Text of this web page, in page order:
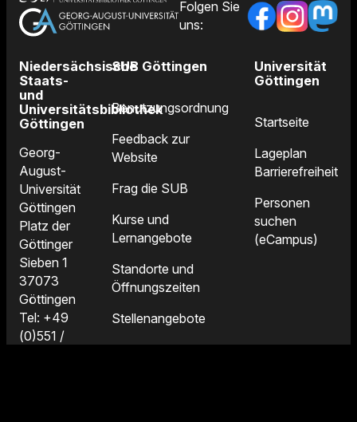
Folgen Sie
uns:
Niedersächsische
Staats-
und
Universitätsbibliothek
Göttingen
Georg-
August-
Universität
Göttingen
Platz der
Göttinger
Sieben 1
37073
Göttingen
Tel: +49
(0)551 /
SUB Göttingen
Benutzungsordnung
Feedback zur
Website
Frag die SUB
Kurse und
Lernangebote
Standorte und
Öffnungszeiten
Stellenangebote
Universität
Göttingen
Startseite
Lageplan
Barrierefreiheit
Personen
suchen
(eCampus)